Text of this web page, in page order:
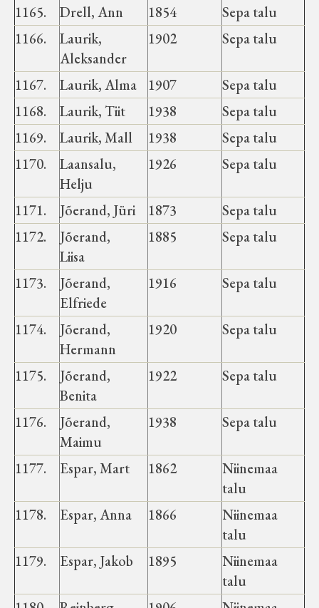
1165.
Drell, Ann 1854
Sepa talu
1166.
Laurik,
Aleksander
1902 Sepa talu
1167. Laurik, Alma 1907
Sepa talu
1168.
Laurik, Tiit 1938
Sepa talu
1169.
Laurik, Mall 1938
Sepa talu
1170.
Laansalu,
Helju
1926 Sepa talu
1171. Jõerand, Jüri 1873
Sepa talu
1172.
Jõerand,
Liisa
1885 Sepa talu
1173.
Jõerand,
Elfriede
1916 Sepa talu
1174.
Jõerand,
Hermann
1920 Sepa talu
1175.
Jõerand,
Benita
1922 Sepa talu
1176.
Jõerand,
Maimu
1938 Sepa talu
1177. Espar, Mart 1862
Niinemaa
talu
1178.
Espar, Anna 1866
Niinemaa
talu
1179.
Espar, Jakob 1895
Niinemaa
talu